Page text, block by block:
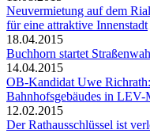
Neuvermietung auf dem
für eine attraktive Innenstadt
18.04.2015
Buchhorn startet
14.04.2015
OB-Kandidat Uwe
Bahnhofsgebäudes in LEV-
12.02.2015
Der Rathausschlüssel ist